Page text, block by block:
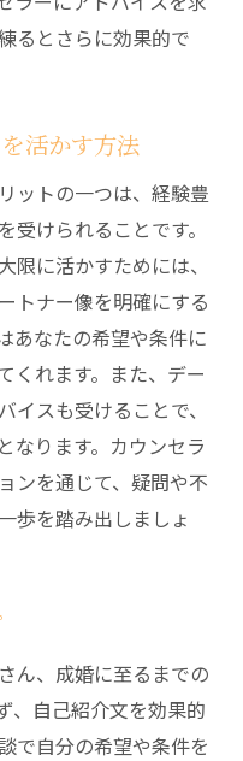
るとさらに効果的で
活かす方法
ットの一つは、経験豊
けられることです。
限に活かすためには、
トナー像を明確にする
あなたの希望や条件に
くれます。また、デー
イスも受けることで、
なります。カウンセラ
ンを通じて、疑問や不
歩を踏み出しましょ
ん、成婚に至るまでの
、自己紹介文を効果的
で自分の希望や条件を